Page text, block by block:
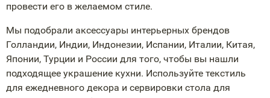
провести его в желаемом стиле.
Мы подобрали аксессуары интерьерных брендов
Голландии, Индии, Индонезии, Испании, Италии, Китая,
Японии, Турции и России для того, чтобы вы нашли
подходящее украшение кухни. Используйте текстиль
для ежедневного декора и сервировки стола для